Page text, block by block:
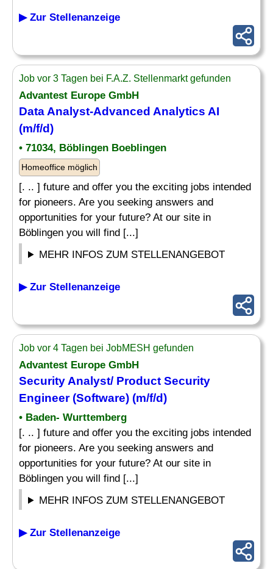
▶ Zur Stellenanzeige
Job vor 3 Tagen bei F.A.Z. Stellenmarkt gefunden
Advantest Europe GmbH
Data Analyst-Advanced Analytics AI
(m/f/d)
• 71034, Böblingen Boeblingen
Homeoffice möglich
[. .. ] future and offer you the exciting jobs intended
for pioneers. Are you seeking answers and
opportunities for your future? At our site in
Böblingen you will find [...]
MEHR INFOS ZUM STELLENANGEBOT
▶ Zur Stellenanzeige
Job vor 4 Tagen bei JobMESH gefunden
Advantest Europe GmbH
Security Analyst/ Product Security
Engineer (Software) (m/f/d)
• Baden- Wurttemberg
[. .. ] future and offer you the exciting jobs intended
for pioneers. Are you seeking answers and
opportunities for your future? At our site in
Böblingen you will find [...]
MEHR INFOS ZUM STELLENANGEBOT
▶ Zur Stellenanzeige